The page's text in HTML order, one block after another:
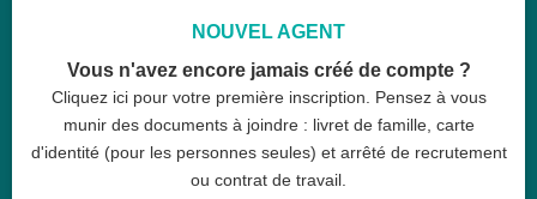
NOUVEL AGENT
Vous n'avez encore jamais créé de compte ?
Cliquez ici pour votre première inscription. Pensez à vous
munir des documents à joindre : livret de famille, carte
d'identité (pour les personnes seules) et arrêté de recrutement
ou contrat de travail.